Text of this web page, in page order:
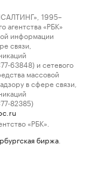
1995–
«РБК»
информации
связи,
63848) и сетевого
массовой
в сфере связи,
82385)
«РБК».
биржа